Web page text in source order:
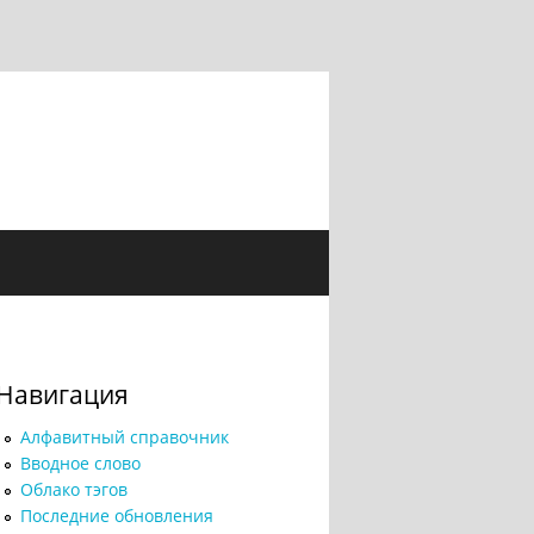
Алфавитный справочник
Вводное слово
Облако тэгов
Последние обновления